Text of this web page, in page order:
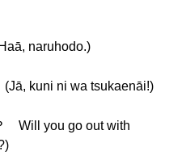
naruhodo.)
kuni ni wa tsukaenāi!)
Will you go out with